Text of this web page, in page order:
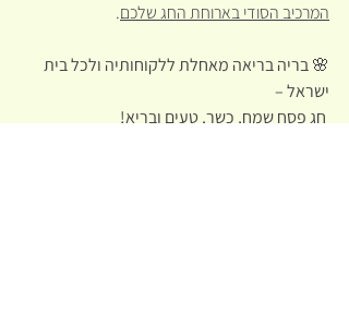
המרכיב הסודי בארוחת החג שלכם.
🌸 בריה בריאה מאחלת ללקוחותיה ולכל בית
ישראל –
חג פסח שמח, כשר, טעים ובריא!